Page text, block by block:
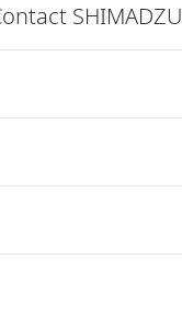
SHIMADZU